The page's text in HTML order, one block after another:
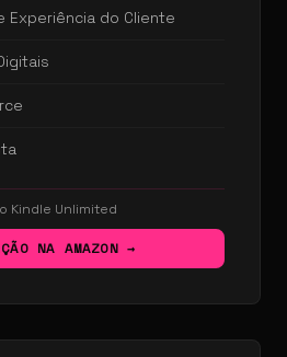
Experiência do Cliente
Kindle Unlimited
NA AMAZON →